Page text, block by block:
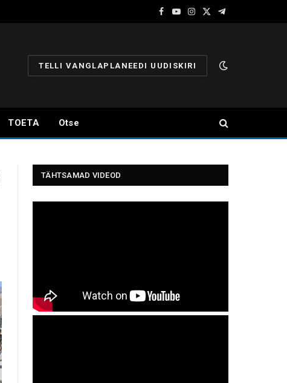
Facebook
YouTube
Instagram
X
Telegram
TELLI VANGLAPLANEEDI UUDISKIRI
TOETA Otse
TÄHTSAMAD VIDEOD